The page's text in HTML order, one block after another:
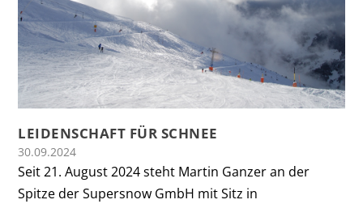
LEIDENSCHAFT FÜR SCHNEE
30.09.2024
Seit 21. August 2024 steht Martin Ganzer an der
Spitze der Supersnow GmbH mit Sitz in